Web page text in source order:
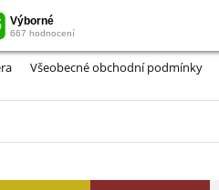
Všeobecné obchodní podmínky
31